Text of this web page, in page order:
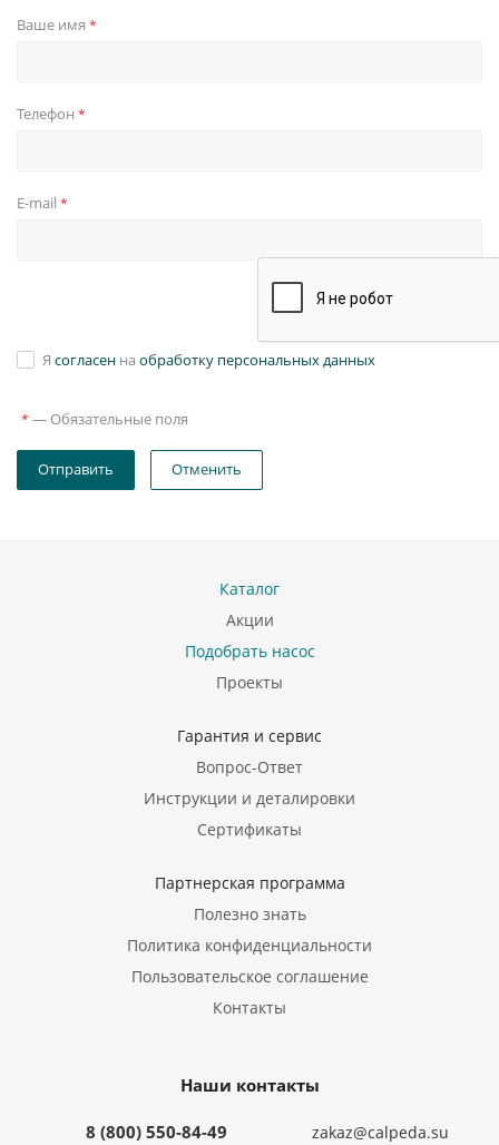
Ваше имя *
Телефон *
E-mail *
Я согласен на обработку персональных данных
* — Обязательные поля
Отправить Отменить
Каталог
Акции
Подобрать насос
Проекты
Гарантия и сервис
Вопрос-Ответ
Инструкции и деталировки
Сертификаты
Партнерская программа
Полезно знать
Политика конфиденциальности
Пользовательское соглашение
Контакты
Наши контакты
8 (800) 550-84-49 zakaz@calpeda.su